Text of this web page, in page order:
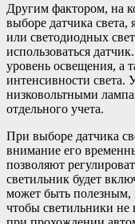
Другим фактором, на
выборе датчика света,
или светодиодных
использоваться
уровень освещения, а
интенсивности света.
низковольтными
отдельного учета.
При выборе датчика
внимание его
позволяют
светильник будет
может быть
чтобы светильники не